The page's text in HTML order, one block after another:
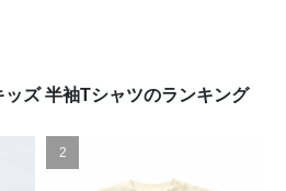
ッズ 半袖Tシャツのランキング
2